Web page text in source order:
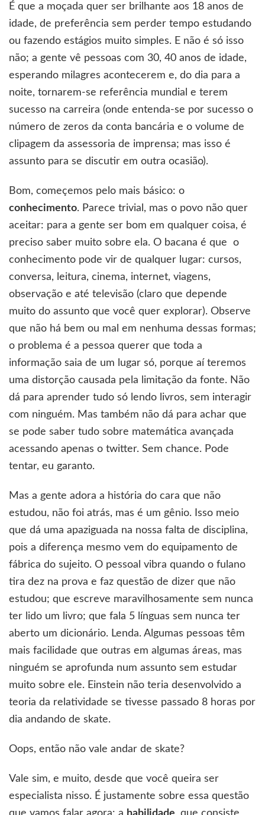
É que a moçada quer ser brilhante aos 18 anos de
idade, de preferência sem perder tempo estudando
ou fazendo estágios muito simples. E não é só isso
não; a gente vê pessoas com 30, 40 anos de idade,
esperando milagres acontecerem e, do dia para a
noite, tornarem-se referência mundial e terem
sucesso na carreira (onde entenda-se por sucesso o
número de zeros da conta bancária e o volume de
clipagem da assessoria de imprensa; mas isso é
assunto para se discutir em outra ocasião).
Bom, começemos pelo mais básico: o
conhecimento. Parece trivial, mas o povo não quer
aceitar: para a gente ser bom em qualquer coisa, é
preciso saber muito sobre ela. O bacana é que o
conhecimento pode vir de qualquer lugar: cursos,
conversa, leitura, cinema, internet, viagens,
observação e até televisão (claro que depende
muito do assunto que você quer explorar). Observe
que não há bem ou mal em nenhuma dessas formas;
o problema é a pessoa querer que toda a
informação saia de um lugar só, porque aí teremos
uma distorção causada pela limitação da fonte. Não
dá para aprender tudo só lendo livros, sem interagir
com ninguém. Mas também não dá para achar que
se pode saber tudo sobre matemática avançada
acessando apenas o twitter. Sem chance. Pode
tentar, eu garanto.
Mas a gente adora a história do cara que não
estudou, não foi atrás, mas é um gênio. Isso meio
que dá uma apaziguada na nossa falta de disciplina,
pois a diferença mesmo vem do equipamento de
fábrica do sujeito. O pessoal vibra quando o fulano
tira dez na prova e faz questão de dizer que não
estudou; que escreve maravilhosamente sem nunca
ter lido um livro; que fala 5 línguas sem nunca ter
aberto um dicionário. Lenda. Algumas pessoas têm
mais facilidade que outras em algumas áreas, mas
ninguém se aprofunda num assunto sem estudar
muito sobre ele. Einstein não teria desenvolvido a
teoria da relatividade se tivesse passado 8 horas por
dia andando de skate.
Oops, então não vale andar de skate?
Vale sim, e muito, desde que você queira ser
especialista nisso. É justamente sobre essa questão